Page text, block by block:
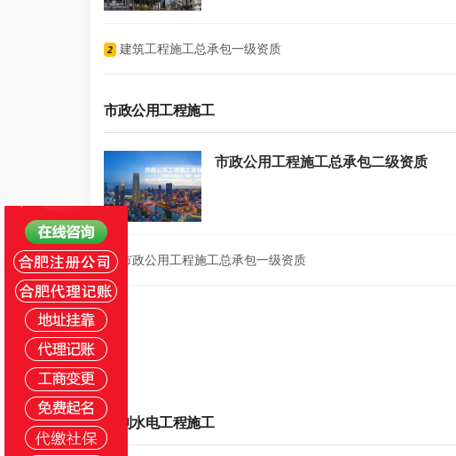
2 建筑工程施工总承包一级资质
市政公用工程施工
市政公用工程施工总承包二级资质
2 市政公用工程施工总承包一级资质
水利水电工程施工